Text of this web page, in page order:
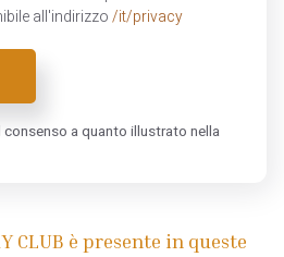
all'indirizzo /it/privacy
a quanto illustrato nella
CLUB è presente in queste